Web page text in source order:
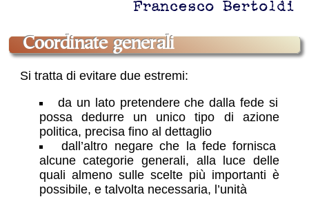
Francesco Bertoldi
coordinate generali
Si tratta di evitare due estremi:
da un lato pretendere che dalla fede si
possa dedurre un unico tipo di azione
politica, precisa fino al dettaglio
dall’altro negare che la fede fornisca
alcune categorie generali, alla luce delle
quali almeno sulle scelte più importanti è
possibile, e talvolta necessaria, l’unità